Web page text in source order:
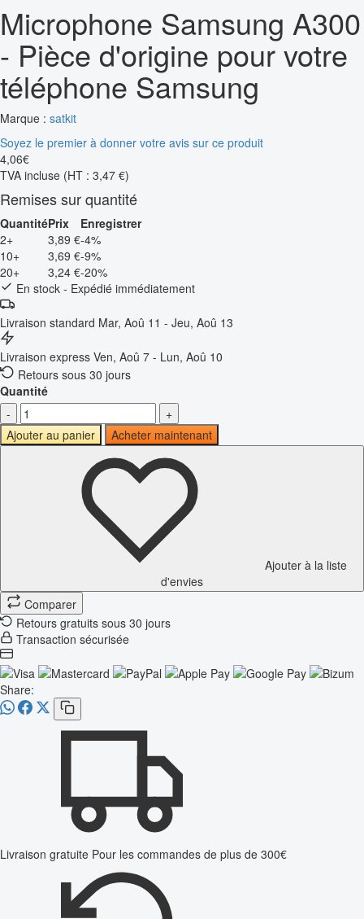
Microphone Samsung A300
- Pièce d'origine pour votre
téléphone Samsung
Marque : satkit
Soyez le premier à donner votre avis sur ce produit
4,06€
TVA incluse (HT : 3,47 €)
Remises sur quantité
QuantitéPrix
Enregistrer
2+
3,89 €-4%
10+
3,69 €-9%
20+
3,24 €-20%
En stock - Expédié immédiatement
Livraison standard Mar, Aoû 11 - Jeu, Aoû 13
Livraison express Ven, Aoû 7 - Lun, Aoû 10
Retours sous 30 jours
Quantité
-
+
Ajouter au panier
Acheter maintenant
Ajouter à la liste
d'envies
Comparer
Retours gratuits sous 30 jours
Transaction sécurisée
Share:
Livraison gratuite Pour les commandes de plus de 300€